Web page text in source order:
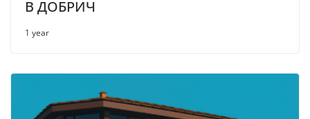
В ДОБРИЧ
1 year